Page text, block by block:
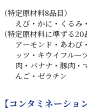
（特定原材料8品目）
えび・かに・くるみ
（特定原材料に準ずる20
アーモンド・あわび
ッツ・キウイフルー
肉・バナナ・豚肉・
んご・ゼラチン
【コンタミネーショ